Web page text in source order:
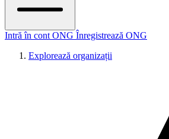
Intră în cont ONG Înregistrează ONG
Explorează organizații